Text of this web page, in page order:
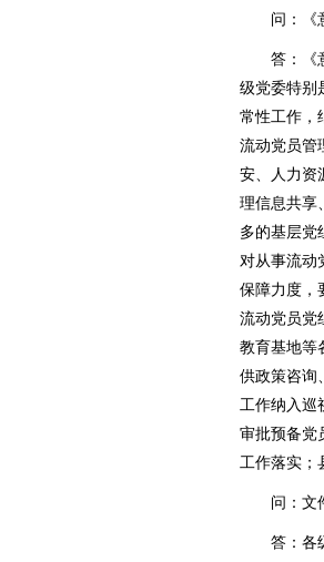
问：《
答：《
级党委特别
常性工作，
流动党员管
安、人力资
理信息共享
多的基层党
对从事流动
保障力度，
流动党员党
教育基地等
供政策咨询
工作纳入巡
审批预备党
工作落实；
问：文
答：各